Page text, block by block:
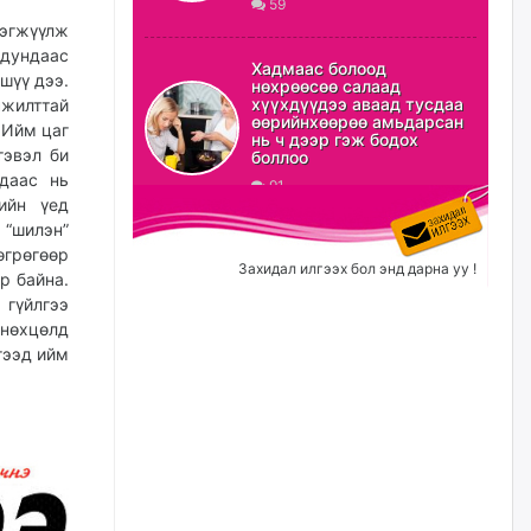
дээ.
Ийм цаг
би
нь
үед
байна.
ийм
ХЗДХ-ын сайд С.Амарсайхан:
Авлигаар авсан хөрөнгийг
хурааж, нийгмийн сайн
сайхны хөгжилд зориулах
бөгөөд үүнийг хэд хэдэн эрх
бүхий байгууллагаас санал авна
өчигдѳр
Шатахууныг олдож байгаа
газраас нь л авч байна. Үнэ
тарифаас илүү хангамж дээр
анхаарч байна
59
Хадмаас болоод
нөхрөөсөө салаад
хүүхдүүдээ аваад тусдаа
өөрийнхөөрөө амьдарсан
нь ч дээр гэж бодох
боллоо
91
Захидал илгээх бол энд дарна уу !